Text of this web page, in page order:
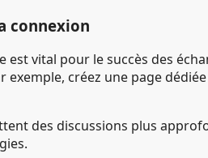
connexion
vital pour le succès des
créez une page
des discussions plus